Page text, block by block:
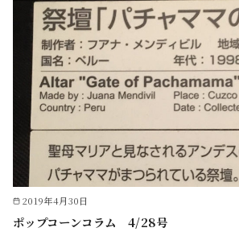
2019年4月30日
ポップコーンコラム 4/28号